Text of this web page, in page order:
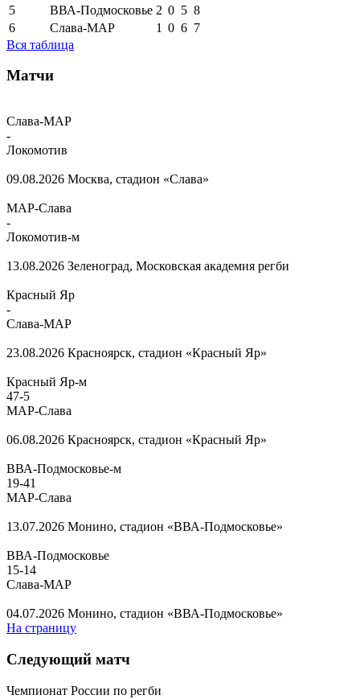
5
ВВА-Подмосковье 2 0 5 8
6
Слава-МАР 1 0 6 7
Вся таблица
Матчи
Слава-МАР
-
Локомотив
09.08.2026 Москва, стадион «Слава»
МАР-Слава
-
Локомотив-м
13.08.2026 Зеленоград, Московская академия регби
Красный Яр
-
Слава-МАР
23.08.2026 Красноярск, стадион «Красный Яр»
Красный Яр-м
47-5
МАР-Слава
06.08.2026 Красноярск, стадион «Красный Яр»
ВВА-Подмосковье-м
19-41
МАР-Слава
13.07.2026 Монино, стадион «ВВА-Подмосковье»
ВВА-Подмосковье
15-14
Слава-МАР
04.07.2026 Монино, стадион «ВВА-Подмосковье»
На страницу
Следующий матч
Чемпионат России по регби